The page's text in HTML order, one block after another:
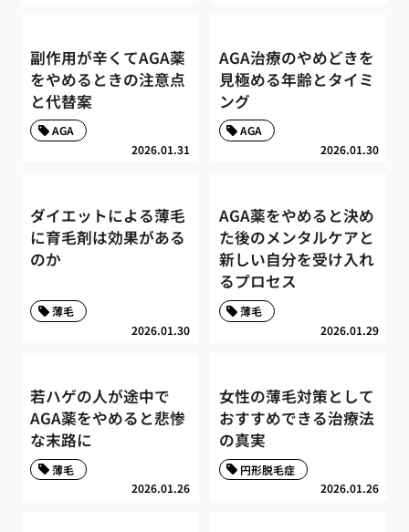
副作用が辛くてAGA薬
をやめるときの注意点
と代替案
2026.01.31
AGA
AGA治療のやめどきを
見極める年齢とタイミ
ング
2026.01.30
AGA
ダイエットによる薄毛
に育毛剤は効果がある
のか
2026.01.30
薄毛
AGA薬をやめると決め
た後のメンタルケアと
新しい自分を受け入れ
るプロセス
2026.01.29
薄毛
若ハゲの人が途中で
AGA薬をやめると悲惨
な末路に
2026.01.26
薄毛
女性の薄毛対策として
おすすめできる治療法
の真実
2026.01.26
円形脱毛症